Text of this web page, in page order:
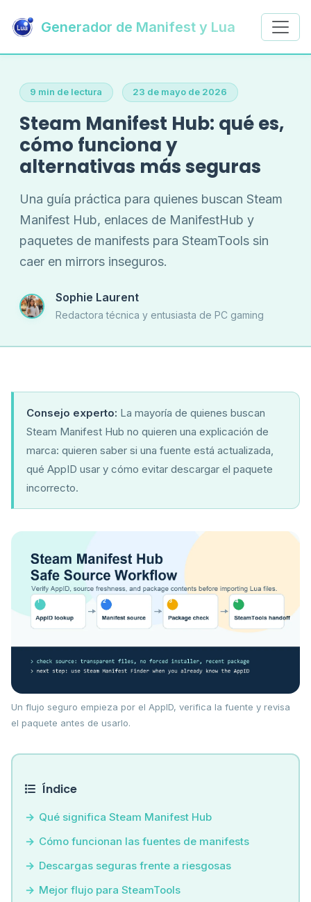
Generador de Manifest y Lua
9 min de lectura 23 de mayo de 2026
Steam Manifest Hub: qué es,
cómo funciona y
alternativas más seguras
Una guía práctica para quienes buscan Steam
Manifest Hub, enlaces de ManifestHub y
paquetes de manifests para SteamTools sin
caer en mirrors inseguros.
Sophie Laurent
Redactora técnica y entusiasta de PC gaming
Consejo experto: La mayoría de quienes buscan
Steam Manifest Hub no quieren una explicación de
marca: quieren saber si una fuente está actualizada,
qué AppID usar y cómo evitar descargar el paquete
incorrecto.
Un flujo seguro empieza por el AppID, verifica la fuente y revisa
el paquete antes de usarlo.
Índice
Qué significa Steam Manifest Hub
Cómo funcionan las fuentes de manifests
Descargas seguras frente a riesgosas
Mejor flujo para SteamTools